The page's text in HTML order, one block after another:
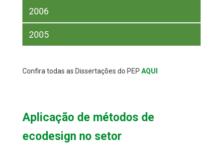
2006
2005
Confira todas as Dissertações do PEP AQUI
Aplicação de métodos de
ecodesign no setor